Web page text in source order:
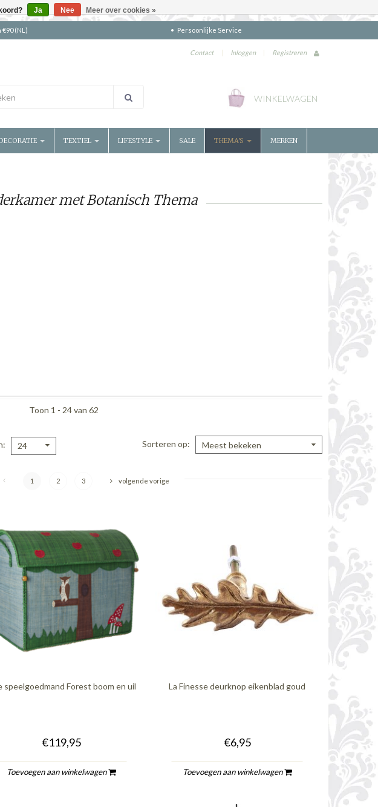
(NL) Persoonlijke Service
Contact | Inloggen | Registreren
WINKELWAGEN
TEXTIEL LIFESTYLE SALE THEMA'S MERKEN
met Botanisch Thema
Toon 1 - 24 van 62
24 Sorteren op Meest bekeken
1 2 3 volgende vorige
speelgoedmand Forest boom en uil
€119,95
Toevoegen aan winkelwagen
La Finesse deurknop eikenblad goud
€6,95
Toevoegen aan winkelwagen
Ja Nee Meer over cookies »